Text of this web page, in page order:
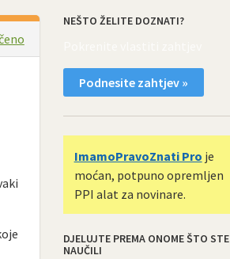
NEŠTO ŽELITE DOZNATI?
Podnesite zahtjev »
ImamoPravoZnati Pro je
moćan, potpuno opremljen
PPI alat za novinare.
DJELUJTE PREMA ONOME ŠTO STE
NAUČILI